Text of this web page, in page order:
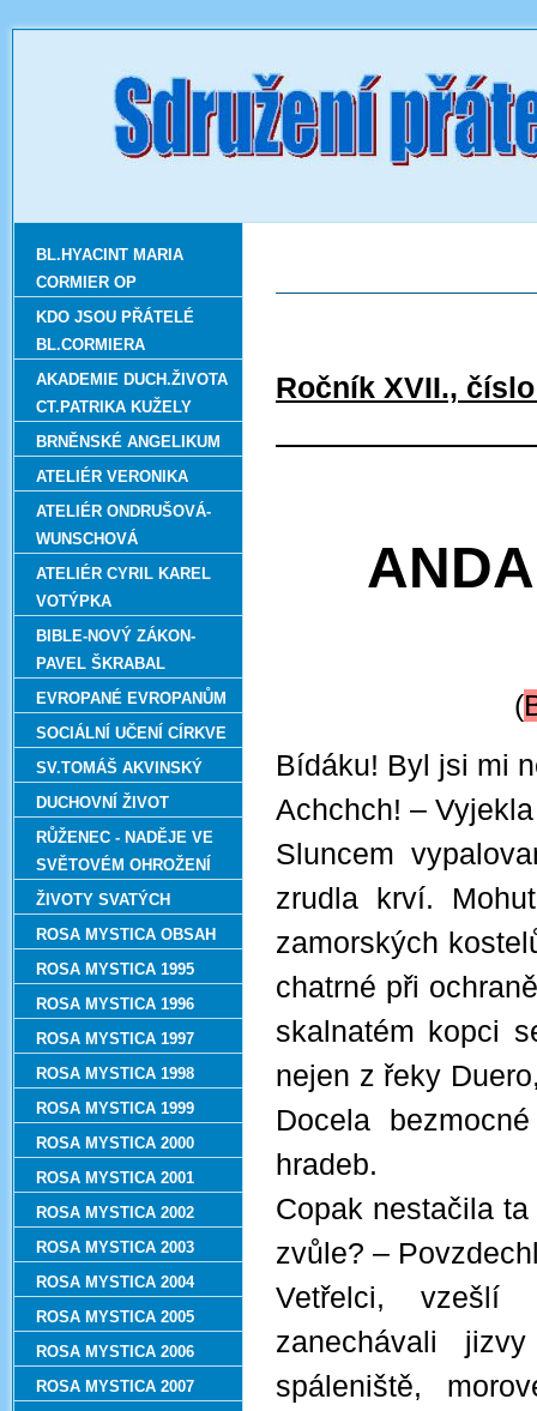
(
Bídáku! Byl jsi mi
Achchch! –
Sluncem
zrudla krví.
zamorských
chatrné při
skalnatém kopci
nejen z řeky
Docela
hradeb.
Copak nestačila
zvůle? –
Vetřelci, vzešlí
zanechávali
spáleniště,
BL.HYACINT MARIA
CORMIER OP
KDO JSOU PŘÁTELÉ
BL.CORMIERA
AKADEMIE DUCH.ŽIVOTA
CT.PATRIKA KUŽELY
BRNĚNSKÉ ANGELIKUM
ATELIÉR VERONIKA
ATELIÉR ONDRUŠOVÁ-
WUNSCHOVÁ
ATELIÉR CYRIL KAREL
VOTÝPKA
BIBLE-NOVÝ ZÁKON-
PAVEL ŠKRABAL
EVROPANÉ EVROPANŮM
SOCIÁLNÍ UČENÍ CÍRKVE
SV.TOMÁŠ AKVINSKÝ
DUCHOVNÍ ŽIVOT
RŮŽENEC - NADĚJE VE
SVĚTOVÉM OHROŽENÍ
ŽIVOTY SVATÝCH
ROSA MYSTICA OBSAH
ROSA MYSTICA 1995
ROSA MYSTICA 1996
ROSA MYSTICA 1997
ROSA MYSTICA 1998
ROSA MYSTICA 1999
ROSA MYSTICA 2000
ROSA MYSTICA 2001
ROSA MYSTICA 2002
ROSA MYSTICA 2003
ROSA MYSTICA 2004
ROSA MYSTICA 2005
ROSA MYSTICA 2006
ROSA MYSTICA 2007